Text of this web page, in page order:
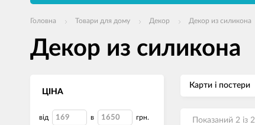
Головна Товари для дому Декор Декор из силикона
Декор из силикона
ЦІНА
від в грн.
Карти і постери
Показаний 2 із 2